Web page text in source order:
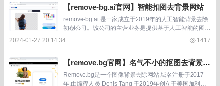
【remove-bg.ai官网】智能扣图去背景网站
remove-bg.ai 是一家成立于2019年的人工智能背景去除
初创公司。该公司的主营业务是提供基于人工智能的图像
背景去除服务。 用户可以上传包含复杂背景的图片,该网
2024-01-27 20:14:34 1417
【remove.bg官网】名气不小的抠图去背景网
站
Remove.bg是一个图像背景去除网站,域名注册于2017
年,由编程人员 Denis Tang 于2019年创立于美国加利福